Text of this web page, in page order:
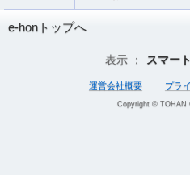
e-honトップへ
表示 ： スマー
運営会社概要 プラ
Copyright © TOHAN